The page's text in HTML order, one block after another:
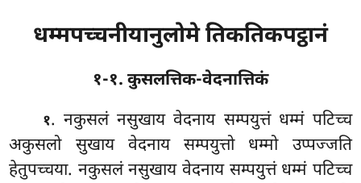
धम्मपच्चनीयानुलोमे तिकतिकपट्ठानं
१-१. कुसलत्तिक-वेदनात्तिकं
१. नकुसलंनसुखाय वेदनाय सम्पयुत्तं धम्मं पटिच्च
अकुसलो सुखाय वेदनाय सम्पयुत्तो धम्मो उप्पज्जति
हेतुपच्चया. नकुसलं नसुखाय वेदनाय सम्पयुत्तं धम्मं पटिच्च